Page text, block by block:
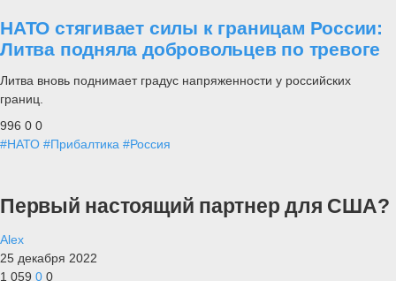
НАТО стягивает силы к границам России:
Литва подняла добровольцев по тревоге
Литва вновь поднимает градус напряженности у российских
границ.
996 0 0
#НАТО #Прибалтика #Россия
Первый настоящий партнер для США?
Alex
25 декабря 2022
1 059 0 0